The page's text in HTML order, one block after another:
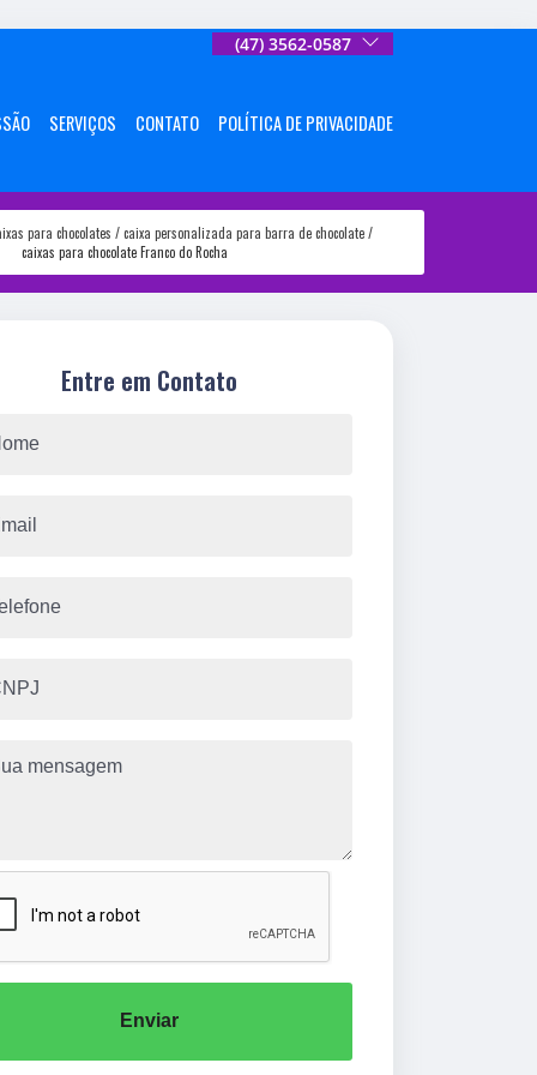
(47) 3562-0587
SERVIÇOS CONTATO POLÍTICA DE PRIVACIDADE
para chocolates
caixa personalizada para barra de chocolate
caixas para chocolate Franco do Rocha
Entre em Contato
Enviar